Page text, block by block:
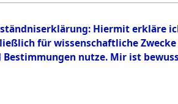
Checking")
Hiermit erkläre
für wissenschaftliche
Bestimmungen nutze. Mir ist